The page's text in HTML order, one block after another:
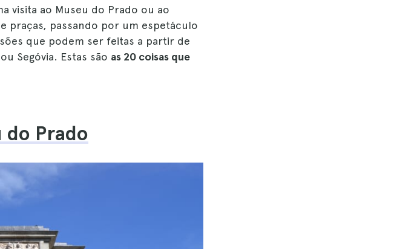
visita ao Museu do Prado ou ao
praças, passando por um espetáculo
que podem ser feitas a partir de
Segóvia. Estas são as 20 coisas que
do Prado